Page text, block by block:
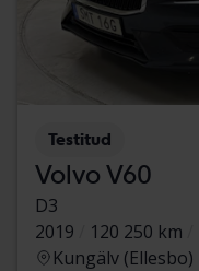
Testitud
Volvo V60
D3
2019
120 250 km
Kungälv (Ellesbo)